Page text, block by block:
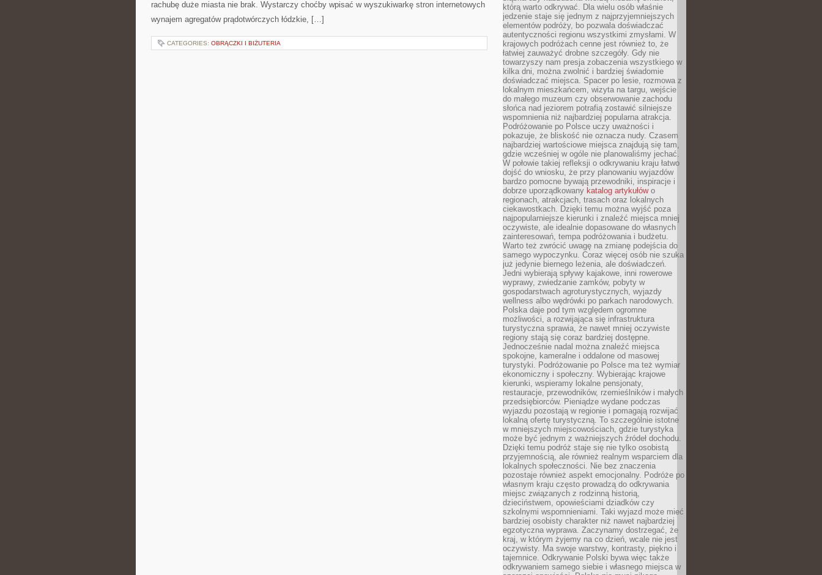
rachubę duże miasta nie brak. Wystarczy choćby wpisać w wyszukiwarkę stron internetowych
wynajem agregatów prądotwórczych łódzkie, […]
CATEGORIES: OBRĄCZKI I BIŻUTERIA
którą warto odkrywać. Dla wielu osób właśnie
jedzenie staje się jednym z najprzyjemniejszych
elementów podróży, bo pozwala doświadczać
autentyczności regionu wszystkimi zmysłami. W
krajowych podróżach cenne jest również to, że
łatwiej zauważyć drobne szczegóły. Gdy nie
towarzyszy nam presja zobaczenia wszystkiego w
kilka dni, można zwolnić i bardziej świadomie
doświadczać miejsca. Spacer po lesie, rozmowa z
lokalnym mieszkańcem, wizyta na targu, wejście
do małego muzeum czy obserwowanie zachodu
słońca nad jeziorem potrafią zostawić silniejsze
wspomnienia niż najbardziej popularna atrakcja.
Podróżowanie po Polsce uczy uważności i
pokazuje, że bliskość nie oznacza nudy. Czasem
najbardziej wartościowe miejsca znajdują się tam,
gdzie wcześniej w ogóle nie planowaliśmy jechać.
W połowie takiej refleksji o odkrywaniu kraju łatwo
dojść do wniosku, że przy planowaniu wyjazdów
bardzo pomocne bywają przewodniki, inspiracje i
dobrze uporządkowany katalog artykułówo
regionach, atrakcjach, trasach oraz lokalnych
ciekawostkach. Dzięki temu można wyjść poza
najpopularniejsze kierunki i znaleźć miejsca mniej
oczywiste, ale idealnie dopasowane do własnych
zainteresowań, tempa podróżowania i budżetu.
Warto też zwrócić uwagę na zmianę podejścia do
samego wypoczynku. Coraz więcej osób nie szuka
już jedynie biernego leżenia, ale doświadczeń.
Jedni wybierają spływy kajakowe, inni rowerowe
wyprawy, zwiedzanie zamków, pobyty w
gospodarstwach agroturystycznych, wyjazdy
wellness albo wędrówki po parkach narodowych.
Polska daje pod tym względem ogromne
możliwości, a rozwijająca się infrastruktura
turystyczna sprawia, że nawet mniej oczywiste
regiony stają się coraz bardziej dostępne.
Jednocześnie nadal można znaleźć miejsca
spokojne, kameralne i oddalone od masowej
turystyki. Podróżowanie po Polsce ma też wymiar
ekonomiczny i społeczny. Wybierając krajowe
kierunki, wspieramy lokalne pensjonaty,
restauracje, przewodników, rzemieślników i małych
przedsiębiorców. Pieniądze wydane podczas
wyjazdu pozostają w regionie i pomagają rozwijać
lokalną ofertę turystyczną. To szczególnie istotne
w mniejszych miejscowościach, gdzie turystyka
może być jednym z ważniejszych źródeł dochodu.
Dzięki temu podróż staje się nie tylko osobistą
przyjemnością, ale również realnym wsparciem dla
lokalnych społeczności. Nie bez znaczenia
pozostaje również aspekt emocjonalny. Podróże po
własnym kraju często prowadzą do odkrywania
miejsc związanych z rodzinną historią,
dzieciństwem, opowieściami dziadków czy
szkolnymi wspomnieniami. Taki wyjazd może mieć
bardziej osobisty charakter niż nawet najbardziej
egzotyczna wyprawa. Zaczynamy dostrzegać, że
kraj, w którym żyjemy na co dzień, wcale nie jest
oczywisty. Ma swoje warstwy, kontrasty, piękno i
tajemnice. Odkrywanie Polski bywa więc także
odkrywaniem samego siebie i własnego miejsca w